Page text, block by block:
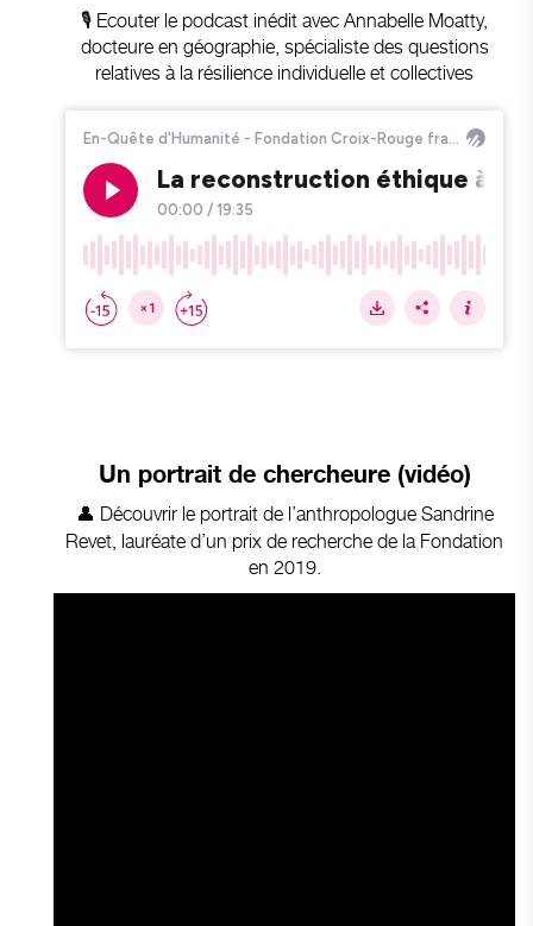
🎙️ Ecouter le podcast inédit avec Annabelle Moatty,
docteure en géographie, spécialiste des questions
relatives à la résilience individuelle et collectives
Un portrait de chercheure (vidéo)
👤 Découvrir le portrait de l’anthropologue Sandrine
Revet, lauréate d’un prix de recherche de la Fondation
en 2019.